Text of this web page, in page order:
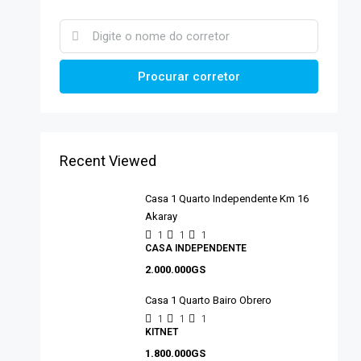
Procurar corretor
Recent Viewed
Casa 1 Quarto Independente Km 16
Akaray
1 1
1
CASA INDEPENDENTE
2.000.000GS
Casa 1 Quarto Bairo Obrero
1 1
1
KITNET
1.800.000GS